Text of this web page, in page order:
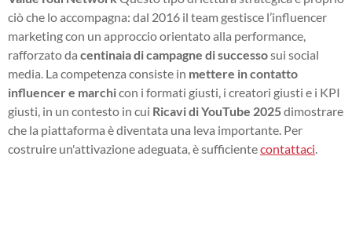
ciò che lo accompagna: dal 2016 il team gestisce l’influencer
marketing con un approccio orientato alla performance,
rafforzato da centinaia di campagne di successosui social
media. La competenza consiste in mettere in contatto
influencer e marchicon i formati giusti, i creatori giusti e i KPI
giusti, in un contesto in cui Ricavi di YouTube 2025dimostrare
che la piattaforma è diventata una leva importante. Per
costruire un'attivazione adeguata, è sufficientecontattaci